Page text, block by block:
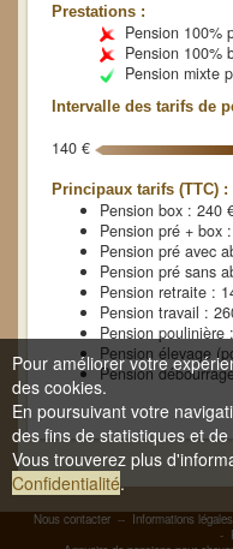
Prestations :
Pension 100%
Pension 100%
Pension mixte
Intervalle des tarifs de
140 €
Principaux tarifs (TTC) :
Pension box : 240
Pension pré + box
Pension pré avec
Pension pré sans
Pension retraite :
Pension travail :
Pension poulinière
Pension élevage
Pension
Nous contacter -- Informations légales
-
Pour améliorer votre
des cookies.
En poursuivant votre
des fins de statistiques et
Vous trouverez plus
Confidentialité.